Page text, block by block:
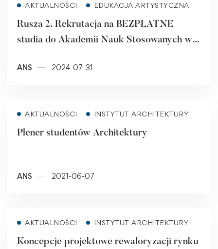
AKTUALNOŚCI EDUKACJA ARTYSTYCZNA
Rusza 2. Rekrutacja na BEZPŁATNE
studia do Akademii Nauk Stosowanych w
Połącz pracę i naukę!
ANS 2024-07-31
AKTUALNOŚCI INSTYTUT ARCHITEKTURY
Plener studentów Architektury
ANS 2021-06-07
AKTUALNOŚCI INSTYTUT ARCHITEKTURY
Koncepcje projektowe rewaloryzacji rynku